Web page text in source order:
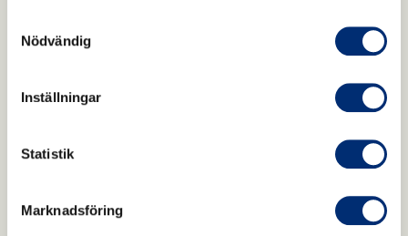
Nödvändig
Inställningar
Statistik
Marknadsföring